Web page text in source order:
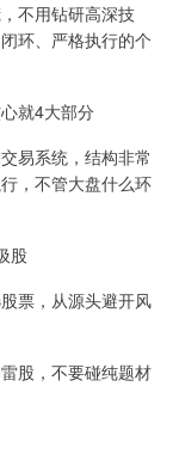
不用钻研高深技
环、严格执行的个
就4大部分
易系统，结构非常
，不管大盘什么环
股
票，从源头避开风
股，不要碰纯题材